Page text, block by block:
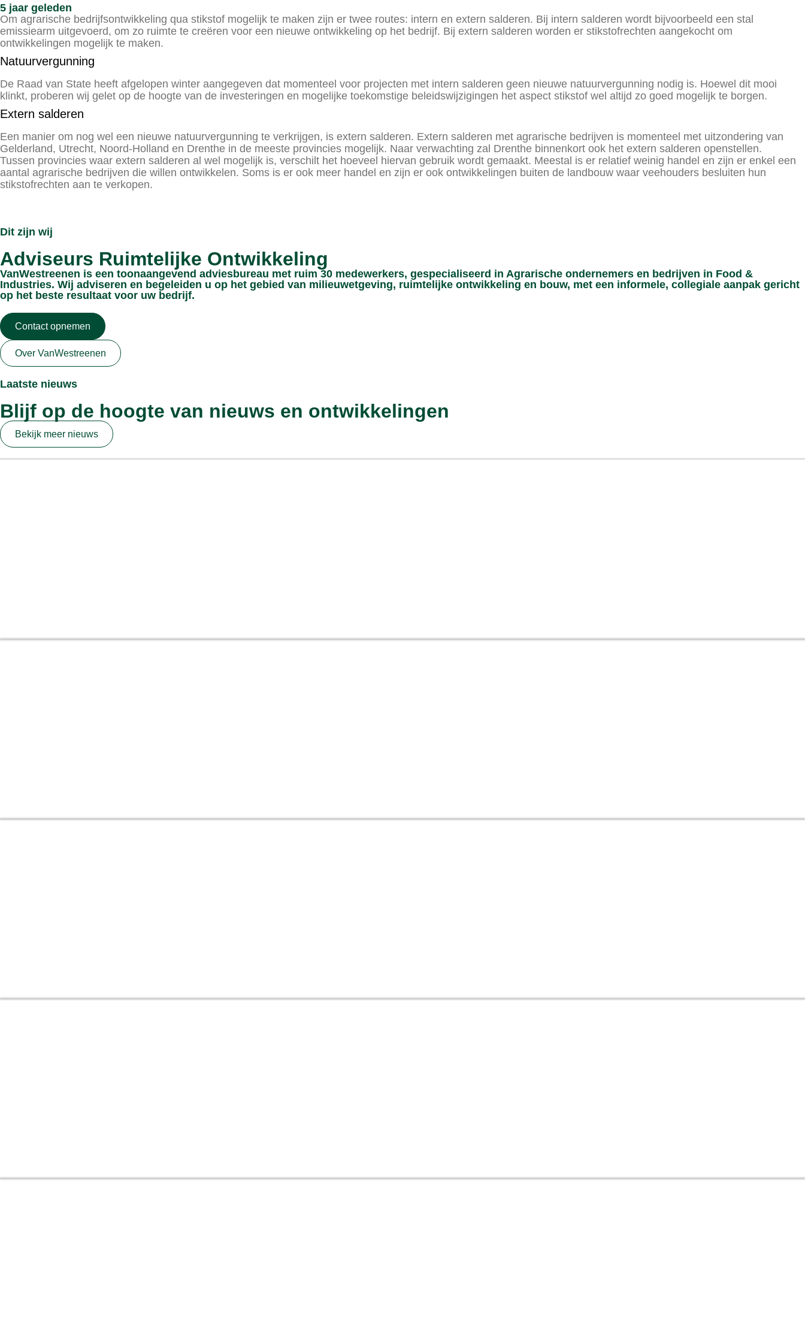
5 jaar geleden
Om agrarische bedrijfsontwikkeling qua stikstof mogelijk te maken zijn er twee routes: intern en extern salderen. Bij intern salderen wordt bijvoorbeeld een stal
emissiearm uitgevoerd, om zo ruimte te creëren voor een nieuwe ontwikkeling op het bedrijf. Bij extern salderen worden er stikstofrechten aangekocht om
ontwikkelingen mogelijk te maken.
Natuurvergunning
De Raad van State heeft afgelopen winter aangegeven dat momenteel voor projecten met intern salderen geen nieuwe natuurvergunning nodig is. Hoewel dit mooi
klinkt, proberen wij gelet op de hoogte van de investeringen en mogelijke toekomstige beleidswijzigingen het aspect stikstof wel altijd zo goed mogelijk te borgen.
Extern salderen
Een manier om nog wel een nieuwe natuurvergunning te verkrijgen, is extern salderen. Extern salderen met agrarische bedrijven is momenteel met uitzondering van
Gelderland, Utrecht, Noord-Holland en Drenthe in de meeste provincies mogelijk. Naar verwachting zal Drenthe binnenkort ook het extern salderen openstellen.
Tussen provincies waar extern salderen al wel mogelijk is, verschilt het hoeveel hiervan gebruik wordt gemaakt. Meestal is er relatief weinig handel en zijn er enkel een
aantal agrarische bedrijven die willen ontwikkelen. Soms is er ook meer handel en zijn er ook ontwikkelingen buiten de landbouw waar veehouders besluiten hun
stikstofrechten aan te verkopen.
Dit zijn wij
Adviseurs Ruimtelijke Ontwikkeling
VanWestreenen is een toonaangevend adviesbureau met ruim 30 medewerkers, gespecialiseerd in Agrarische ondernemers en bedrijven in Food &
Industries. Wij adviseren en begeleiden u op het gebied van milieuwetgeving, ruimtelijke ontwikkeling en bouw, met een informele, collegiale aanpak gericht
op het beste resultaat voor uw bedrijf.
Contact opnemen
Over VanWestreenen
Laatste nieuws
Blijf op de hoogte van nieuws en ontwikkelingen
Bekijk meer nieuws